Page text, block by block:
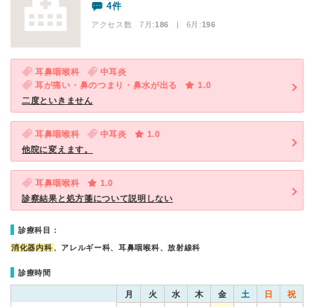
4件
アクセス数 7月:186 | 6月:196
耳鼻咽喉科
中耳炎
耳が痛い・鼻のつまり・鼻水が出る
1.0
二度といきません
耳鼻咽喉科 中耳炎
1.0
他院に変えます。
耳鼻咽喉科
1.0
診察結果と処方箋について説明しない
診療科目：
消化器内科 、アレルギー科、耳鼻咽喉科、放射線科
診療時間
月 火 水 木 金 土 日 祝